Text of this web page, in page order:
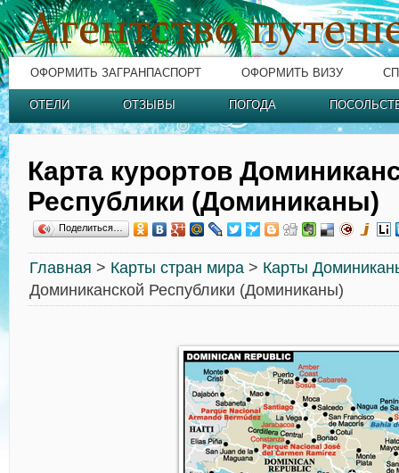
ОФОРМИТЬ ЗАГРАНПАСПОРТ ОФОРМИТЬ ВИЗУ
ОТЕЛИ ОТЗЫВЫ ПОГОДА
Карта курортов
Республики (Доминиканы)
Поделиться…
Главная > Карты стран мира > Карты
Доминиканской Республики (Доминиканы)